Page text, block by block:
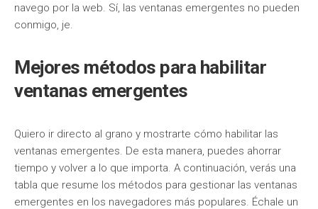
navego por la web. Sí, las ventanas emergentes no pueden
conmigo, je.
Mejores métodos para habilitar
ventanas emergentes
Quiero ir directo al grano y mostrarte cómo habilitar las
ventanas emergentes. De esta manera, puedes ahorrar
tiempo y volver a lo que importa. A continuación, verás una
tabla que resume los métodos para gestionar las ventanas
emergentes en los navegadores más populares. Échale un